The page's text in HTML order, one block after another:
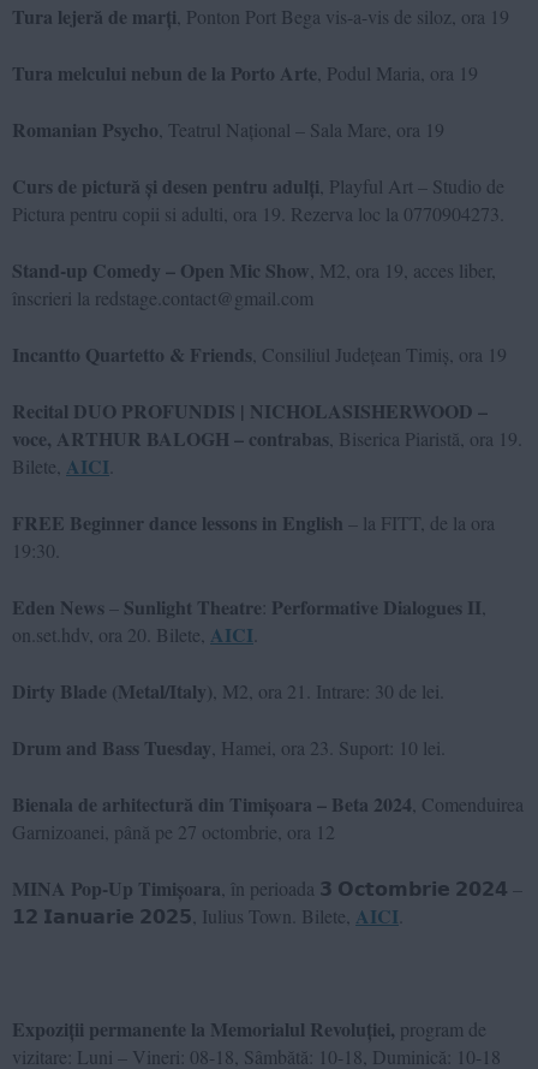
Tura lejeră de marți , Ponton Port Bega vis-a-vis de siloz, ora 19
Tura melcului nebun de la Porto Arte , Podul Maria, ora 19
Romanian Psycho , Teatrul Național – Sala Mare, ora 19
Curs de pictură și desen pentru adulți , Playful Art – Studio de
Pictura pentru copii si adulti, ora 19. Rezerva loc la 0770904273.
Stand-up Comedy – Open Mic Show , M2, ora 19, acces liber,
înscrieri la redstage.contact@gmail.com
Incantto Quartetto & Friends , Consiliul Județean Timiș, ora 19
Recital DUO PROFUNDIS | NICHOLASISHERWOOD –
voce, ARTHUR BALOGH – contrabas , Biserica Piaristă, ora 19.
Bilete, AICI
FREE Beginner dance lessons in English – la FITT, de la ora
19:30.
𝐄𝐝𝐞𝐧 𝐍𝐞𝐰𝐬 – 𝐒𝐮𝐧𝐥𝐢𝐠𝐡𝐭 𝐓𝐡𝐞𝐚𝐭𝐫𝐞: 𝐏𝐞𝐫𝐟𝐨𝐫𝐦𝐚𝐭𝐢𝐯𝐞 𝐃𝐢𝐚𝐥𝐨𝐠𝐮𝐞𝐬 𝐈𝐈,
on.set.hdv, ora 20. Bilete, AICI
Dirty Blade (Metal/Italy) , M2, ora 21. Intrare: 30 de lei.
Drum and Bass Tuesday , Hamei, ora 23. Suport: 10 lei.
Bienala de arhitectură din Timișoara – Beta 2024 , Comenduirea
Garnizoanei, până pe 27 octombrie, ora 12
MINA Pop-Up Timișoara , în perioada 𝟯 𝗢𝗰𝘁𝗼𝗺𝗯𝗿𝗶𝗲 𝟮𝟬𝟮𝟰 –
𝟭𝟮 𝗜𝗮𝗻𝘂𝗮𝗿𝗶𝗲 𝟮𝟬𝟮𝟱, Iulius Town. Bilete, AICI
Expoziții permanente la Memorialul Revoluției, program de
vizitare: Luni – Vineri: 08-18, Sâmbătă: 10-18, Duminică: 10-18